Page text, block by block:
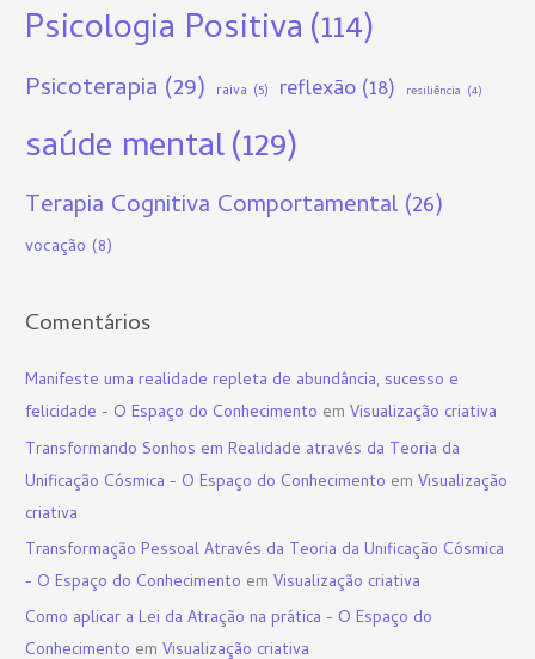
Psicologia Positiva(114)
Psicoterapia (29) raiva (5) reflexão (18) resiliência (4)
saúde mental(129)
Terapia Cognitiva Comportamental (26)
vocação (8)
Comentários
Manifeste uma realidade repleta de abundância, sucesso e
felicidade - O Espaço do Conhecimento emVisualização criativa
Transformando Sonhos em Realidade através da Teoria da
Unificação Cósmica - O Espaço do Conhecimento emVisualização
criativa
Transformação Pessoal Através da Teoria da Unificação Cósmica
- O Espaço do Conhecimento emVisualização criativa
Como aplicar a Lei da Atração na prática - O Espaço do
Conhecimento emVisualização criativa